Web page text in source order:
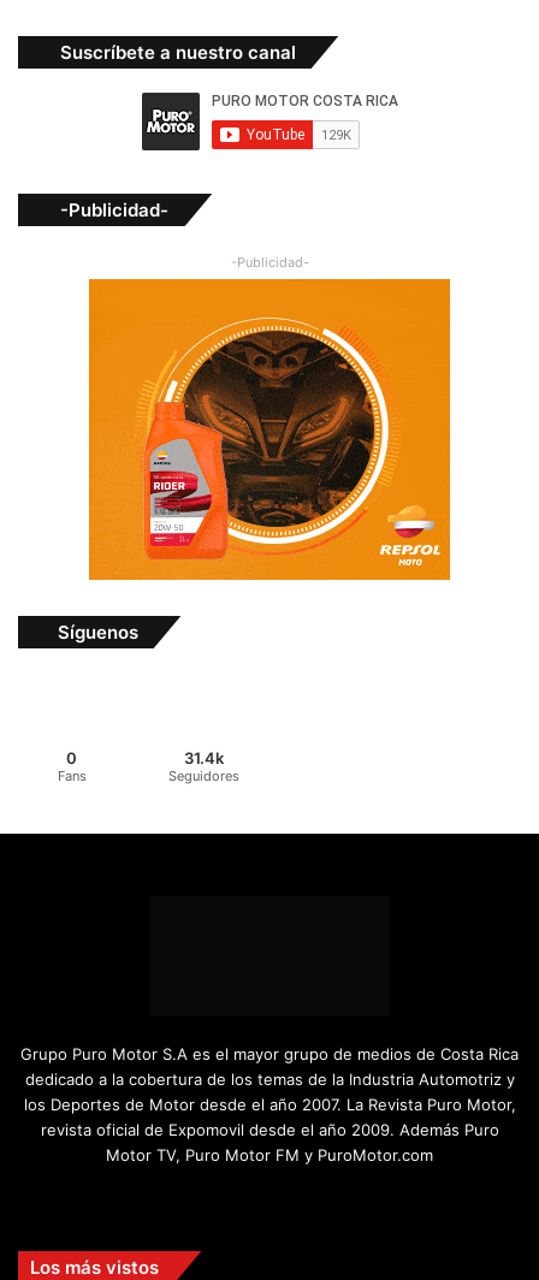
Suscríbete a nuestro canal
-Publicidad-
-Publicidad-
Síguenos
0
Fans
31.4k
Seguidores
Grupo Puro Motor S.A es el mayor grupo de medios de Costa Rica
dedicado a la cobertura de los temas de la Industria Automotriz y
los Deportes de Motor desde el año 2007. La Revista Puro Motor,
revista oficial de Expomovil desde el año 2009. Además Puro
Motor TV, Puro Motor FM y PuroMotor.com
Los más vistos